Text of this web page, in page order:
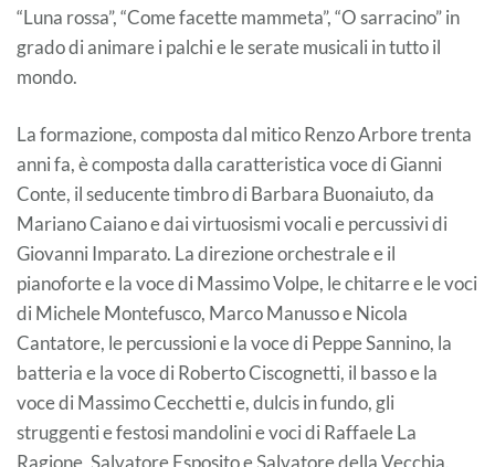
“Luna rossa”, “Come facette mammeta”, “O sarracino” in
grado di animare i palchi e le serate musicali in tutto il
mondo.
La formazione, composta dal mitico Renzo Arbore trenta
anni fa, è composta dalla caratteristica voce di Gianni
Conte, il seducente timbro di Barbara Buonaiuto, da
Mariano Caiano e dai virtuosismi vocali e percussivi di
Giovanni Imparato. La direzione orchestrale e il
pianoforte e la voce di Massimo Volpe, le chitarre e le voci
di Michele Montefusco, Marco Manusso e Nicola
Cantatore, le percussioni e la voce di Peppe Sannino, la
batteria e la voce di Roberto Ciscognetti, il basso e la
voce di Massimo Cecchetti e, dulcis in fundo, gli
struggenti e festosi mandolini e voci di Raffaele La
Ragione, Salvatore Esposito e Salvatore della Vecchia.